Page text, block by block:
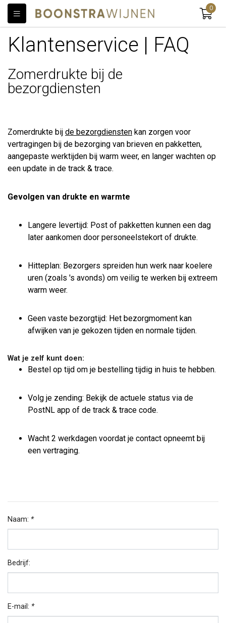
0
Klantenservice | FAQ
Zomerdrukte bij de
bezorgdiensten
Zomerdrukte bij de bezorgdiensten kan zorgen voor
vertragingen bij de bezorging van brieven en pakketten,
aangepaste werktijden bij warm weer, en langer wachten op
een update in de track & trace.
Gevolgen van drukte en warmte
Langere levertijd: Post of pakketten kunnen een dag
later aankomen door personeelstekort of drukte.
Hitteplan: Bezorgers spreiden hun werk naar koelere
uren (zoals 's avonds) om veilig te werken bij extreem
warm weer.
Geen vaste bezorgtijd: Het bezorgmoment kan
afwijken van je gekozen tijden en normale tijden.
Wat je zelf kunt doen:
Bestel op tijd om je bestelling tijdig in huis te hebben.
Volg je zending: Bekijk de actuele status via de
PostNL app of de track & trace code.
Wacht 2 werkdagen voordat je contact opneemt bij
een vertraging.
Naam: *
Bedrijf:
E-mail: *